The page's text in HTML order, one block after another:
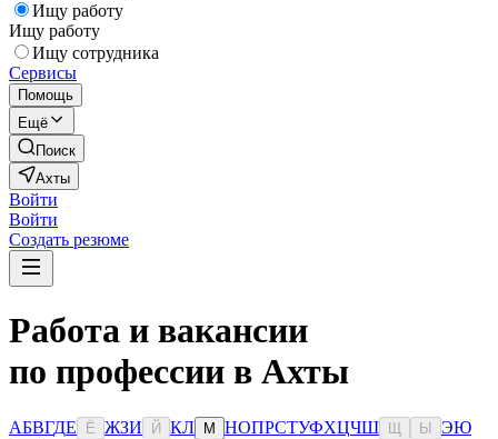
Ищу работу
Ищу работу
Ищу сотрудника
Сервисы
Помощь
Ещё
Поиск
Ахты
Войти
Войти
Создать резюме
Работа и вакансии
по профессии в Ахты
АБВГДЕ Ё ЖЗИ Й КЛ М НОПРСТУФХЦЧШ Ы ЭЮ